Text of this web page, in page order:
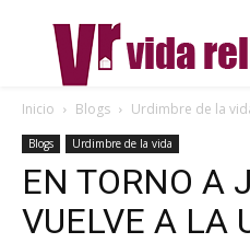
Inicio Blogs Urdimbre de la
Blogs Urdimbre de la vida
EN TORNO A
VUELVE A LA